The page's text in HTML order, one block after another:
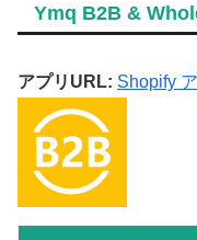
Ymq B2B &
アプリURL: Shopify